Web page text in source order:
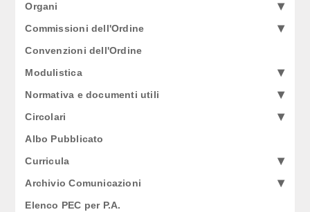
Organi
Commissioni dell'Ordine
Convenzioni dell'Ordine
Modulistica
Normativa e documenti utili
Circolari
Albo Pubblicato
Curricula
Archivio Comunicazioni
Elenco PEC per P.A.